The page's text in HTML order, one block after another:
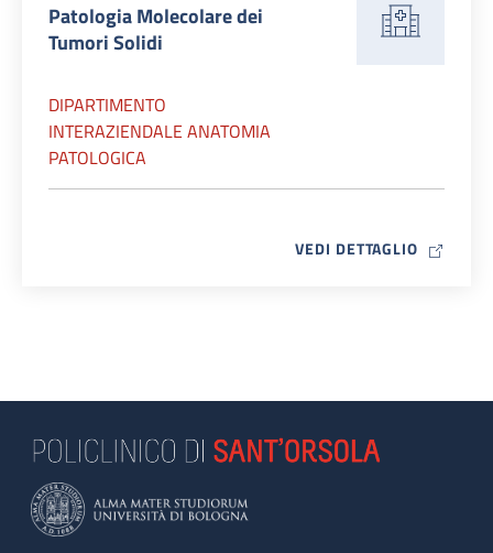
Patologia Molecolare dei
Tumori Solidi
DIPARTIMENTO
INTERAZIENDALE ANATOMIA
PATOLOGICA
VEDI DETTAGLIO MAP ICON